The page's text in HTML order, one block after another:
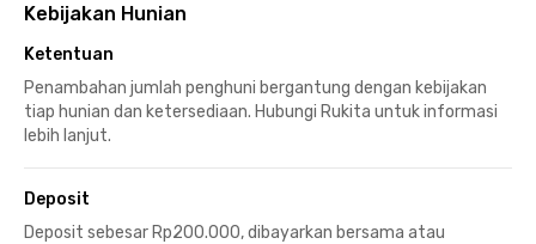
Kebijakan Hunian
Ketentuan
Penambahan jumlah penghuni bergantung dengan kebijakan
tiap hunian dan ketersediaan. Hubungi Rukita untuk informasi
lebih lanjut.
Deposit
Deposit sebesar Rp200.000, dibayarkan bersama atau